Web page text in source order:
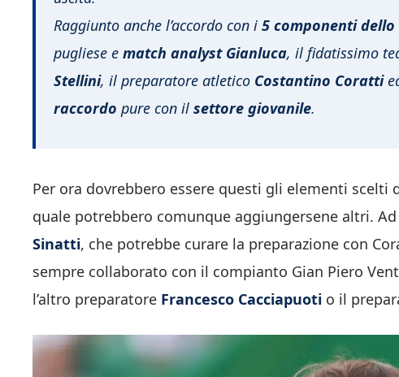
Raggiunto anche l’accordo con i 5 componenti
pugliese e match analyst Gianluca, il fidatissimo
Stellini, il preparatore atletico Costantino Coratti
raccordo pure con il settore giovanile.
Per ora dovrebbero essere questi gli elementi
quale potrebbero comunque aggiungersene altri.
Sinatti, che potrebbe curare la preparazione con
sempre collaborato con il compianto Gian Piero
l’altro preparatore Francesco Cacciapuoti o il